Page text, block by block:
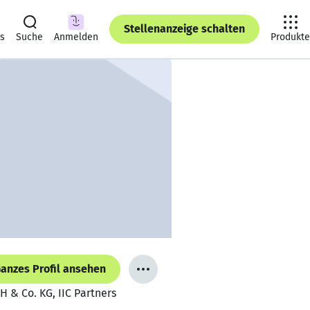
Suche Anmelden
Stellenanzeige schalten
Produkte
Profil ansehen
& Co. KG, IIC Partners